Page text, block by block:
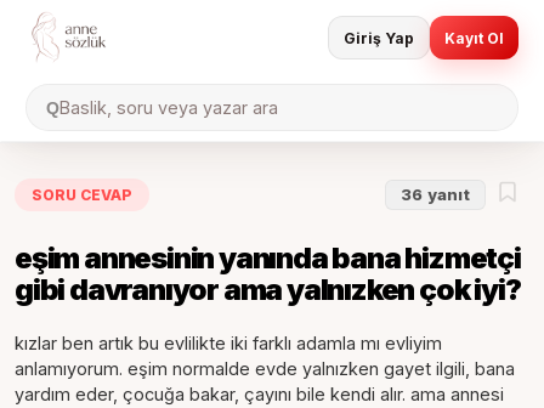
QBaslik, soru veya yazar ara
Giriş Yap Kayıt Ol
SORU CEVAP 36 yanıt
eşim annesinin yanında bana hizmetçi
gibi davranıyor ama yalnızken çok iyi?
kızlar ben artık bu evlilikte iki farklı adamla mı evliyim
anlamıyorum. eşim normalde evde yalnızken gayet ilgili, bana
yardım eder, çocuğa bakar, çayını bile kendi alır. ama annesi